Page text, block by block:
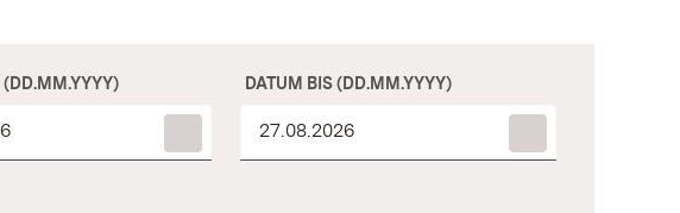
(DD.MM.YYYY) DATUM BIS (DD.MM.YYYY)